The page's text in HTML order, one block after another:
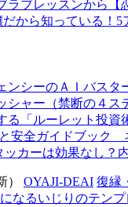
ラブレッスンから
から知っている！
ンシーのＡＩバスタ
シャー（禁断の４
る「ルーレット投資
安全ガイドブック
ッカーは効果なし？
） OYAJI-DEAI 復縁
なるいじりのテン